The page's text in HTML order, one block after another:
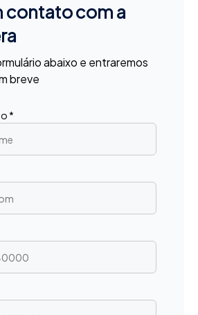
contato com a
abaixo e entraremos
breve
*